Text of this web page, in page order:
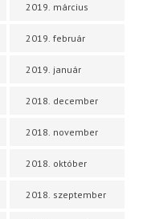
2019. március
2019. február
2019. január
2018. december
2018. november
2018. október
2018. szeptember